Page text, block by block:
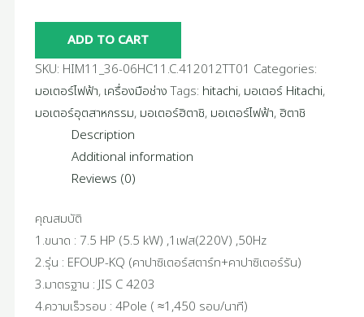
ADD TO CART
SKU: HIM11_36-06HC11.C.412012TT01 Categories:
มอเตอร์ไฟฟ้า, เครื่องมือช่าง Tags: hitachi, มอเตอร์ Hitachi,
มอเตอร์อุตสาหกรรม, มอเตอร์ฮิตาชิ, มอเตอร์ไฟฟ้า,ฮิตาชิ
Description
Additional information
Reviews (0)
คุณสมบัติ
1.ขนาด : 7.5 HP (5.5 kW) ,1เฟส(220V) ,50Hz
2.รุ่น : EFOUP-KQ (คาปาซิเตอร์สตาร์ท+คาปาซิเตอร์รัน)
3.มาตรฐาน : JIS C 4203
4.ความเร็วรอบ : 4Pole ( ≈1,450 รอบ/นาที)